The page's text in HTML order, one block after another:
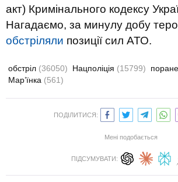
акт) Кримінального кодексу
Нагадаємо, за минулу добу
обстріляли позиції сил АТО.
обстріл (36050) Нацполіція (15799)
Мар’їнка (561)
ПОДІЛИТИСЯ:
Мені подобається
ПІДСУМУВАТИ: